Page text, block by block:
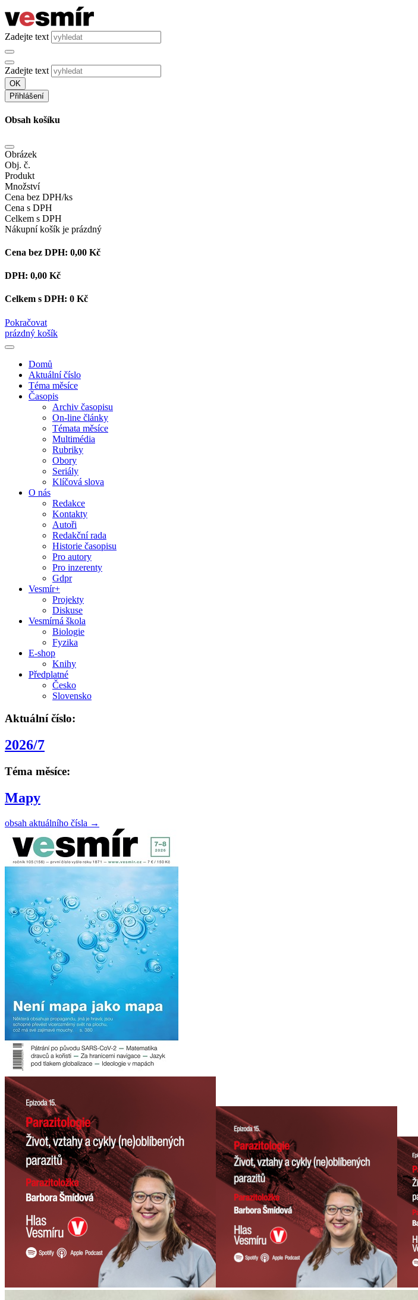
Zadejte text
Zadejte text
OK
Přihlášení
Obsah košíku
Obrázek
Obj. č.
Produkt
Množství
Cena bez DPH/ks
Cena s DPH
Celkem s DPH
Nákupní košík je prázdný
Cena bez DPH: 0,00 Kč
DPH: 0,00 Kč
Celkem s DPH: 0 Kč
Pokračovat
prázdný košík
Domů
Aktuální číslo
Téma měsíce
Časopis
Archiv časopisu
On-line články
Témata měsíce
Multimédia
Rubriky
Obory
Seriály
Klíčová slova
O nás
Redakce
Kontakty
Autoři
Redakční rada
Historie časopisu
Pro autory
Pro inzerenty
Gdpr
Vesmír+
Projekty
Diskuse
Vesmírná škola
Biologie
Fyzika
E-shop
Knihy
Předplatné
Česko
Slovensko
Aktuální číslo:
2026/7
Téma měsíce:
Mapy
obsah aktuálního čísla →